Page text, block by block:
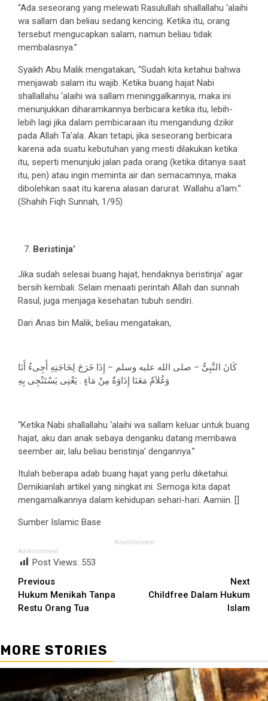
“Ada seseorang yang melewati Rasulullah shallallahu ‘alaihi
wa sallam dan beliau sedang kencing. Ketika itu, orang
tersebut mengucapkan salam, namun beliau tidak
membalasnya.”
Syaikh Abu Malik mengatakan, “Sudah kita ketahui bahwa
menjawab salam itu wajib. Ketika buang hajat Nabi
shallallahu ‘alaihi wa sallam meninggalkannya, maka ini
menunjukkan diharamkannya berbicara ketika itu, lebih-
lebih lagi jika dalam pembicaraan itu mengandung dzikir
pada Allah Ta’ala. Akan tetapi, jika seseorang berbicara
karena ada suatu kebutuhan yang mesti dilakukan ketika
itu, seperti menunjuki jalan pada orang (ketika ditanya saat
itu, pen) atau ingin meminta air dan semacamnya, maka
dibolehkan saat itu karena alasan darurat. Wallahu a’lam.”
(Shahih Fiqh Sunnah, 1/95)
Beristinja’
Jika sudah selesai buang hajat, hendaknya beristinja’ agar
bersih kembali. Selain menaati perintah Allah dan sunnah
Rasul, juga menjaga kesehatan tubuh sendiri.
Dari Anas bin Malik, beliau mengatakan,
كَانَ النَّبِىُّ – صلى الله عليه وسلم – إِذَا خَرَجَ لِحَاجَتِهِ أَجِىءُ أَنَا
وَغُلاَمٌ مَعَنَا إِدَاوَةٌ مِنْ مَاءٍ . يَعْنِى يَسْتَنْجِى بِهِ
“Ketika Nabi shallallahu ‘alaihi wa sallam keluar untuk buang
hajat, aku dan anak sebaya denganku datang membawa
seember air, lalu beliau beristinja’ dengannya.”
Itulah beberapa adab buang hajat yang perlu diketahui.
Demikianlah artikel yang singkat ini. Semoga kita dapat
mengamalkannya dalam kehidupan sehari-hari. Aamiin. []
Sumber Islamic Base
Advertisement
Advertisement
Post Views: 553
Continue
Reading
Previous
Hukum Menikah Tanpa
Restu Orang Tua
Next
Childfree Dalam Hukum
Islam
MORE STORIES